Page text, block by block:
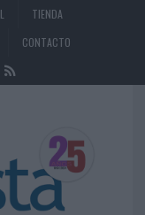
TIENDA
CONTACTO